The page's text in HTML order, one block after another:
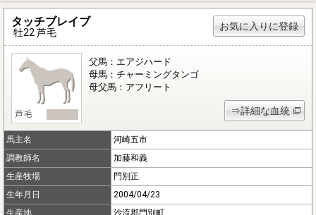
タッチブレイブ
牡22 芦毛
お気に入りに登録
父馬：エアジハード
母馬：チャーミングタンゴ
母父馬：アフリート
⇒詳細な血統
馬主名
河崎五市
調教師名
加藤和義
生産牧場
門別正
生年月日
2004/04/23
生産地
沙流郡門別町